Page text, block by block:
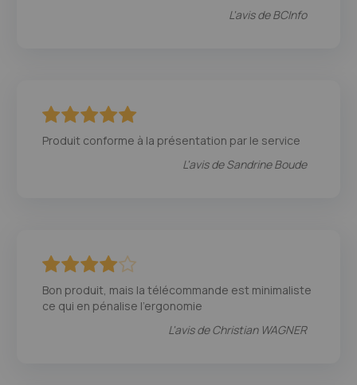
L'avis deBCInfo
Produit conforme à la présentation par le service
L'avis deSandrine Boude
Bon produit, mais la télécommande est minimaliste
ce qui en pénalise l'ergonomie
L'avis deChristian WAGNER